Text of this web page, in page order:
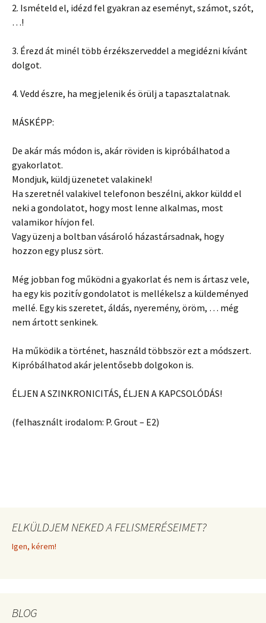
2. Ismételd el, idézd fel gyakran az eseményt, számot, szót,
…!
3. Érezd át minél több érzékszerveddel a megidézni kívánt
dolgot.
4. Vedd észre, ha megjelenik és örülj a tapasztalatnak.
MÁSKÉPP:
De akár más módon is, akár röviden is kipróbálhatod a
gyakorlatot.
Mondjuk, küldj üzenetet valakinek!
Ha szeretnél valakivel telefonon beszélni, akkor küldd el
neki a gondolatot, hogy most lenne alkalmas, most
valamikor hívjon fel.
Vagy üzenj a boltban vásároló házastársadnak, hogy
hozzon egy plusz sört.
Még jobban fog működni a gyakorlat és nem is ártasz vele,
ha egy kis pozitív gondolatot is mellékelsz a küldeményed
mellé. Egy kis szeretet, áldás, nyeremény, öröm, … még
nem ártott senkinek.
Ha működik a történet, használd többször ezt a módszert.
Kipróbálhatod akár jelentősebb dolgokon is.
ÉLJEN A SZINKRONICITÁS, ÉLJEN A KAPCSOLÓDÁS!
(felhasznált irodalom: P. Grout – E2)
ELKÜLDJEM NEKED A FELISMERÉSEIMET?
Igen, kérem!
BLOG